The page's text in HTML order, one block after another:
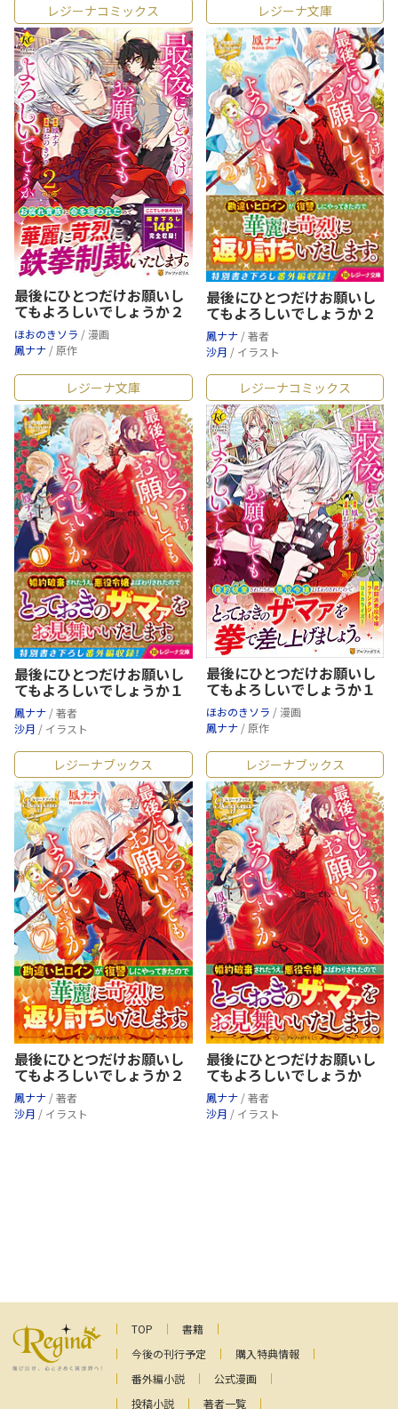
レジーナコミックス
最後にひとつだけお願いし
てもよろしいでしょうか２
ほおのきソラ / 漫画
鳳ナナ / 原作
レジーナ文庫
最後にひとつだけお願いし
てもよろしいでしょうか２
鳳ナナ / 著者
沙月 / イラスト
レジーナ文庫
最後にひとつだけお願いし
てもよろしいでしょうか１
鳳ナナ / 著者
沙月 / イラスト
レジーナコミックス
最後にひとつだけお願いし
てもよろしいでしょうか１
ほおのきソラ / 漫画
鳳ナナ / 原作
レジーナブックス
最後にひとつだけお願いし
てもよろしいでしょうか２
鳳ナナ / 著者
沙月 / イラスト
レジーナブックス
最後にひとつだけお願いし
てもよろしいでしょうか
鳳ナナ / 著者
沙月 / イラスト
TOP
書籍
今後の刊行予定
購入特典情報
番外編小説
公式漫画
投稿小説
著者一覧